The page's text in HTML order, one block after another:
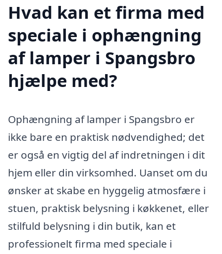
Hvad kan et firma med
speciale i ophængning
af lamper i Spangsbro
hjælpe med?
Ophængning af lamper i Spangsbro er
ikke bare en praktisk nødvendighed; det
er også en vigtig del af indretningen i dit
hjem eller din virksomhed. Uanset om du
ønsker at skabe en hyggelig atmosfære i
stuen, praktisk belysning i køkkenet, eller
stilfuld belysning i din butik, kan et
professionelt firma med speciale i